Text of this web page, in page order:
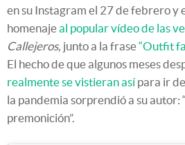
en su Instagram el 27 de febrero y
homenajeal popular vídeo de las
Callejeros, junto a la frase“Outfit
El hecho de que algunos meses
realmente se vistieran asípara ir
la pandemia sorprendió a su autor:
premonición”.